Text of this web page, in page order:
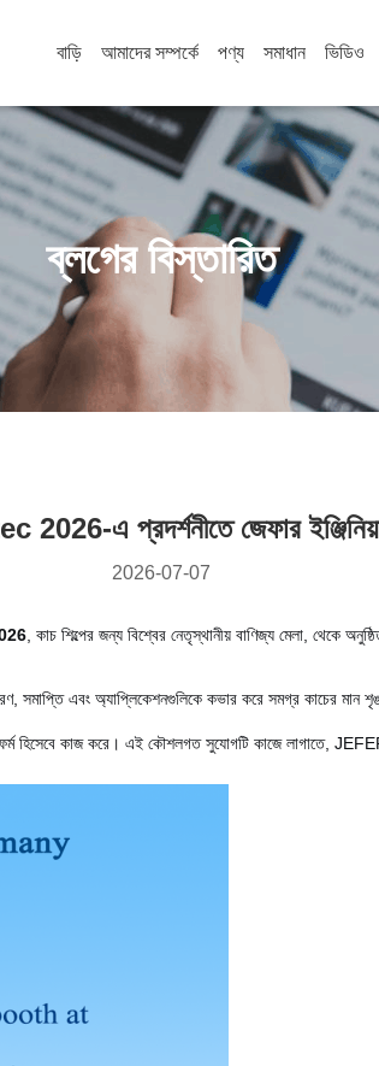
বাড়ি আমাদের সম্পর্কে পণ্য সমাধান ভিডিও
ব্লগের বিস্তারিত
এ প্রদর্শনীতে জেফার
2026-07-07
, কাচ শিল্পের জন্য বিশ্বের নেতৃস্থানীয় বাণিজ্য মেলা, থেকে
সমাপ্তি এবং অ্যাপ্লিকেশনগুলিকে কভার করে সমগ্র কাচের
হিসেবে কাজ করে। এই কৌশলগত সুযোগটি কাজে লাগাতে,